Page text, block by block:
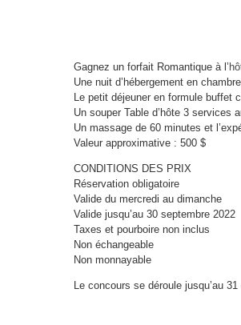
Gagnez un forfait Romantique à l’
Une nuit d’hébergement en
Le petit déjeuner en formule buffet
Un souper Table d’hôte 3 services
Un massage de 60 minutes et
Valeur approximative : 500 $
CONDITIONS DES PRIX
Réservation obligatoire
Valide du mercredi au dimanche
Valide jusqu’au 30 septembre 2022
Taxes et pourboire non inclus
Non échangeable
Non monnayable
Le concours se déroule jusqu’au